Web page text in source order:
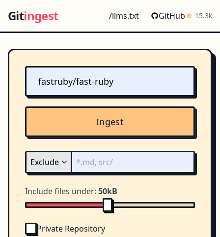
Gitingest /llms.txt GitHub 15.3k
Ingest
Include files under: 50kB
Private Repository